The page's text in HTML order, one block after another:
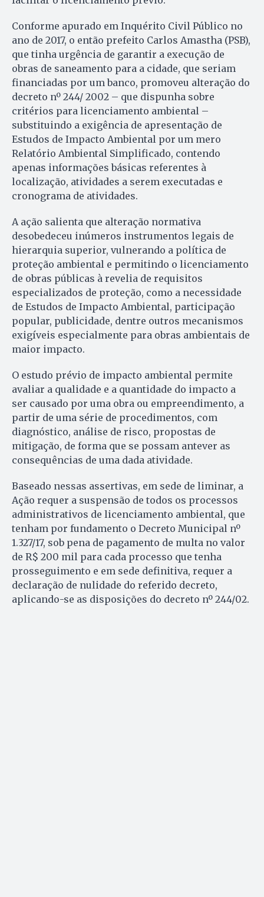
Conforme apurado em Inquérito Civil Público no
ano de 2017, o então prefeito Carlos Amastha (PSB),
que tinha urgência de garantir a execução de
obras de saneamento para a cidade, que seriam
financiadas por um banco, promoveu alteração do
decreto nº 244/ 2002 – que dispunha sobre
critérios para licenciamento ambiental –
substituindo a exigência de apresentação de
Estudos de Impacto Ambiental por um mero
Relatório Ambiental Simplificado, contendo
apenas informações básicas referentes à
localização, atividades a serem executadas e
cronograma de atividades.
A ação salienta que alteração normativa
desobedeceu inúmeros instrumentos legais de
hierarquia superior, vulnerando a política de
proteção ambiental e permitindo o licenciamento
de obras públicas à revelia de requisitos
especializados de proteção, como a necessidade
de Estudos de Impacto Ambiental, participação
popular, publicidade, dentre outros mecanismos
exigíveis especialmente para obras ambientais de
maior impacto.
O estudo prévio de impacto ambiental permite
avaliar a qualidade e a quantidade do impacto a
ser causado por uma obra ou empreendimento, a
partir de uma série de procedimentos, com
diagnóstico, análise de risco, propostas de
mitigação, de forma que se possam antever as
consequências de uma dada atividade.
Baseado nessas assertivas, em sede de liminar, a
Ação requer a suspensão de todos os processos
administrativos de licenciamento ambiental, que
tenham por fundamento o Decreto Municipal nº
1.327/17, sob pena de pagamento de multa no valor
de R$ 200 mil para cada processo que tenha
prosseguimento e em sede definitiva, requer a
declaração de nulidade do referido decreto,
aplicando-se as disposições do decreto nº 244/02.